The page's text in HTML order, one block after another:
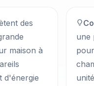
des
maison à
d'énergie
une